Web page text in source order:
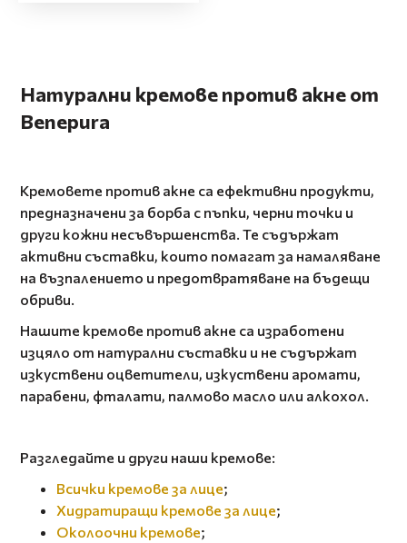
Натурални кремове против акне от
Benepura
Кремовете против акне са ефективни продукти,
предназначени за борба с пъпки, черни точки и
други кожни несъвършенства. Те съдържат
активни съставки, които помагат за намаляване
на възпалението и предотвратяване на бъдещи
обриви.
Нашите кремове против акне са изработени
изцяло от натурални съставки и не съдържат
изкуствени оцветители, изкуствени аромати,
парабени, фталати, палмово масло или алкохол.
Разгледайте и други наши кремове:
Всички кремове за лице;
Хидратиращи кремове за лице;
Околоочни кремове;